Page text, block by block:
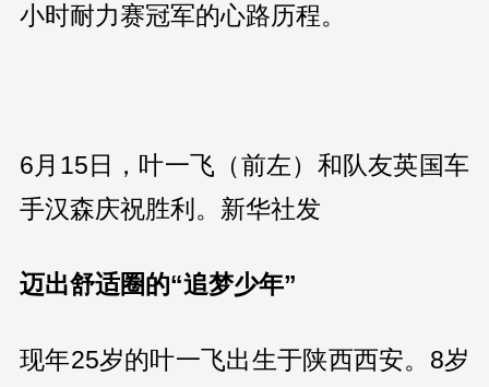
小时耐力赛冠军的心路历程。
6月15日，叶一飞（前左）和队友英国车
手汉森庆祝胜利。新华社发
迈出舒适圈的“追梦少年”
现年25岁的叶一飞出生于陕西西安。8岁